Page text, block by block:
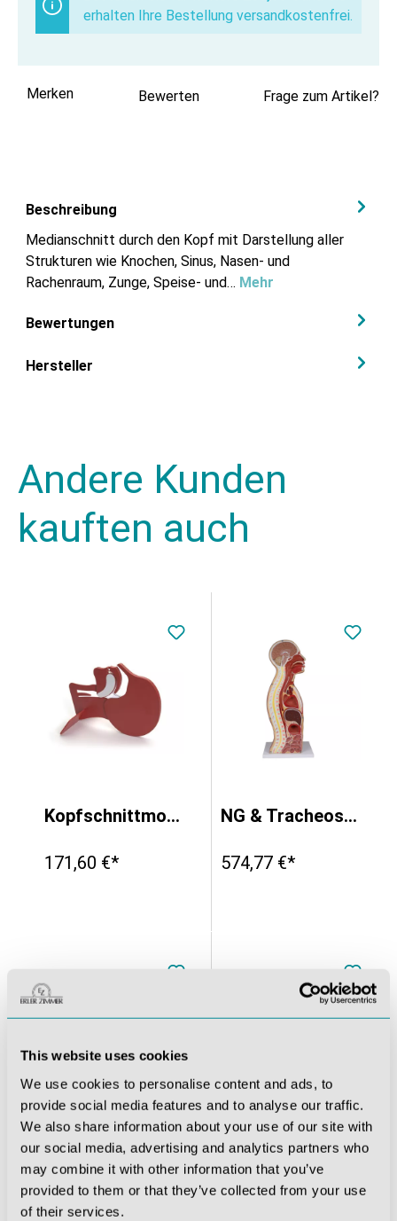
This website uses cookies
We use cookies to personalise content and ads, to
provide social media features and to analyse our traffic.
We also share information about your use of our site with
our social media, advertising and analytics partners who
may combine it with other information that you’ve
provided to them or that they’ve collected from your use
of their services.
erhalten Ihre Bestellung versandkostenfrei.
Merken Bewerten Frage zum Artikel?
Beschreibung
Medianschnitt durch den Kopf mit Darstellung aller
Strukturen wie Knochen, Sinus, Nasen- und
Rachenraum, Zunge, Speise- und… Mehr
Bewertungen
Hersteller
Andere Kunden
kauften auch
Kopfschnittmodell
171,60 €*
NG & Tracheostomie Torso, lebensgroß
574,77 €*
Ohrmodell, 3-fache Größe, 4 Teile - EZ Augmented Anatomy
183,26 €*
Osteopathie-Schädelmodell, 22-teilig, didaktische Ausführung - EZ Augmented Anatomy
360,57 €*